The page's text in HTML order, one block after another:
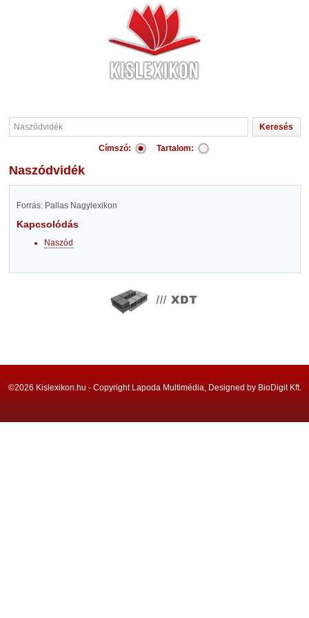
Címszó: Tartalom:
Naszódvidék
Forrás: Pallas Nagylexikon
Kapcsolódás
Naszód
©2026 Kislexikon.hu - Copyright Lapoda Multimédia, Designed by BioDigit Kft.